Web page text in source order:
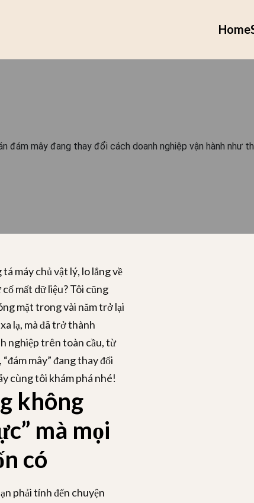
Home
đám mây đang thay đổi cách doanh nghiệp vận hành như
máy chủ vật lý, lo lắng về
mất dữ liệu? Tôi cũng
mặt trong vài năm trở lại
lạ, mà đã trở thành
nghiệp trên toàn cầu, từ
mây” đang thay đổi
cùng tôi khám phá nhé!
không
mà mọi
có
phải tính đến chuyện